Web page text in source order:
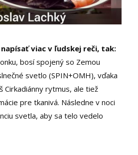
viac v ľudskej reči, tak:
bosí spojený so Zemou
svetlo (SPIN+OMH), vďaka
Cirkadiánny rytmus, ale tiež
pre tkanivá. Následne v noci
svetla, aby sa telo vedelo